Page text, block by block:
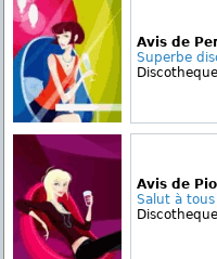
Avis de
Superbe
Avis de
Salut à